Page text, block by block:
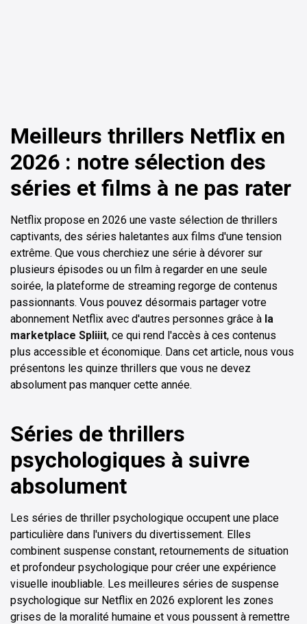
Meilleurs thrillers Netflix en
2026 : notre sélection des
séries et films à ne pas rater
Netflix propose en 2026 une vaste sélection de thrillers
captivants, des séries haletantes aux films d'une tension
extrême. Que vous cherchiez une série à dévorer sur
plusieurs épisodes ou un film à regarder en une seule
soirée, la plateforme de streaming regorge de contenus
passionnants. Vous pouvez désormais partager votre
abonnement Netflix avec d'autres personnes grâce à la
marketplace Spliiit, ce qui rend l'accès à ces contenus
plus accessible et économique. Dans cet article, nous vous
présentons les quinze thrillers que vous ne devez
absolument pas manquer cette année.
Séries de thrillers
psychologiques à suivre
absolument
Les séries de thriller psychologique occupent une place
particulière dans l'univers du divertissement. Elles
combinent suspense constant, retournements de situation
et profondeur psychologique pour créer une expérience
visuelle inoubliable. Les meilleures séries de suspense
psychologique sur Netflix en 2026 explorent les zones
grises de la moralité humaine et vous poussent à remettre